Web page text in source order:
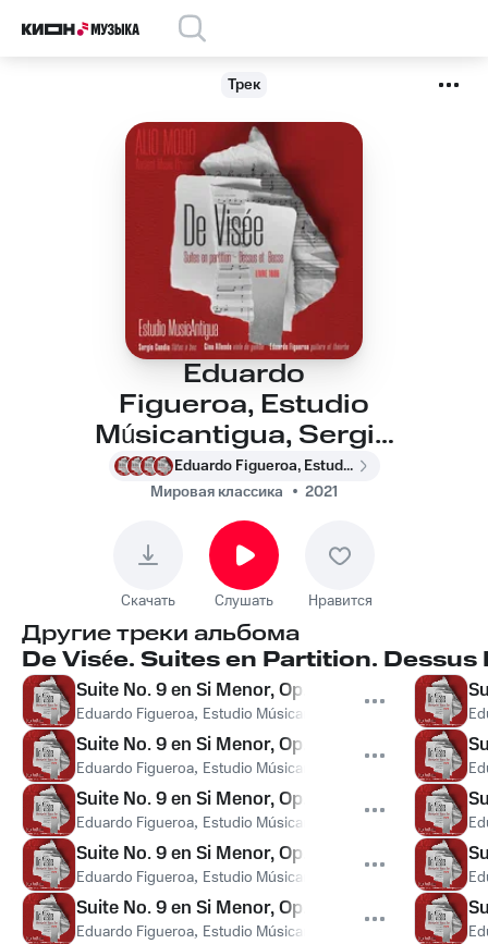
Трек
Eduardo
Figueroa, Estudio
Músicantigua, Sergio
Candia, Gina
Allende, Робер де
Визе - Suite No. 9 en
Si Menor, Op. 2: III.
Courante
Eduardo Figueroa, Estudio Músicantigua, Sergio Candia, Gina Allende, Робер де Визе
Мировая классика
2021
Скачать Слушать Нравится
Другие треки альбома
De Visée. Suites en Partition. Dessus
Suite No. 9 en Si Menor, Op. 2: I. Prélude
Eduardo Figueroa, Estudio Músicantigua Sergio Candia,Gina
Suite No. 9 en Si Menor, Op. 2: II. Allemande
Eduardo Figueroa, Estudio Músicantigua Sergio Candia,Gina
Suite No. 9 en Si Menor, Op. 2: III. Courante
Eduardo Figueroa, Estudio Músicantigua Sergio Candia,Gina
Suite No. 9 en Si Menor, Op. 2: IV. Sarabande
Eduardo Figueroa, Estudio Músicantigua Sergio Candia,Gina
Suite No. 9 en Si Menor, Op. 2: V. Gigue
Eduardo Figueroa, Estudio Músicantigua Sergio Candia,Gina